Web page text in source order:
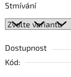
Stmívání
Dostupnost
Kód: